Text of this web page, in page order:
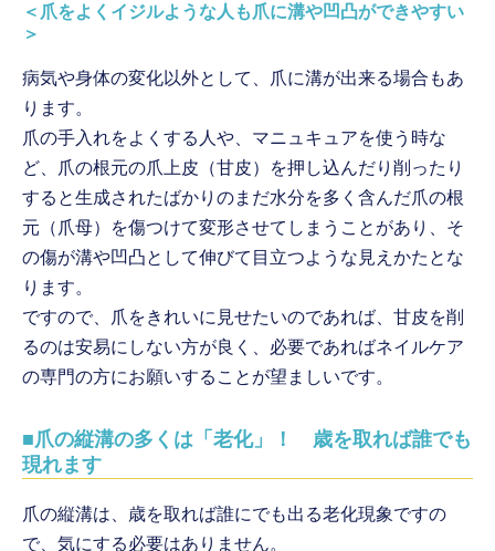
＜爪をよくイジルような人も爪に溝や凹凸ができやすい
＞
病気や身体の変化以外として、爪に溝が出来る場合もあ
ります。
爪の手入れをよくする人や、マニュキュアを使う時な
ど、爪の根元の爪上皮（甘皮）を押し込んだり削ったり
すると生成されたばかりのまだ水分を多く含んだ爪の根
元（爪母）を傷つけて変形させてしまうことがあり、そ
の傷が溝や凹凸として伸びて目立つような見えかたとな
ります。
ですので、爪をきれいに見せたいのであれば、甘皮を削
るのは安易にしない方が良く、必要であればネイルケア
の専門の方にお願いすることが望ましいです。
■爪の縦溝の多くは「老化」！ 歳を取れば誰でも
現れます
爪の縦溝は、歳を取れば誰にでも出る老化現象ですの
で、気にする必要はありません。